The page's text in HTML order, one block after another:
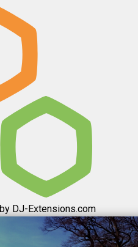
by DJ-Extensions.com